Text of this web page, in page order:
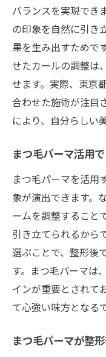
まつ毛パ
まつ毛パ
まつ毛パ
まつ毛パ
まつ毛パ
まつ毛パーマ
さ
まつ毛パ
まつ毛パ
術
まつ毛パ
まつ毛パ
る
まつ毛パ
り
バランスを実現でき
の印象を自然に引き
果を生み出すためで
せたカールの調整は
せます。実際、東京
合わせた施術が注目
により、自分らしい
まつ毛パーマ活用
まつ毛パーマを活用
象が演出できます。
ームを調整すること
引き立てられるから
選ぶことで、整形後
す。まつ毛パーマは
インが重要とされて
て心強い味方となる
まつ毛パーマが整